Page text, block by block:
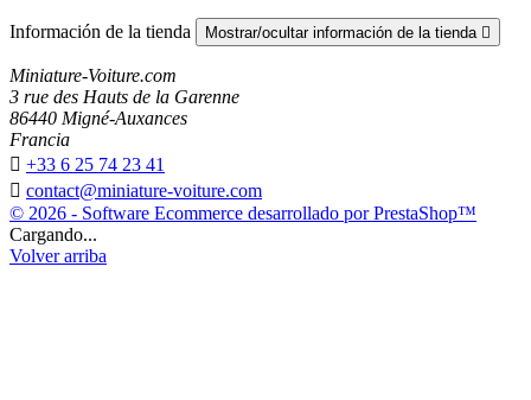
Información de la tienda Mostrar/ocultar información de la tienda 
Miniature-Voiture.com
3 rue des Hauts de la Garenne
86440 Migné-Auxances
Francia
 +33 6 25 74 23 41
 contact@miniature-voiture.com
© 2026 - Software Ecommerce desarrollado por PrestaShop™
Cargando...
Volver arriba